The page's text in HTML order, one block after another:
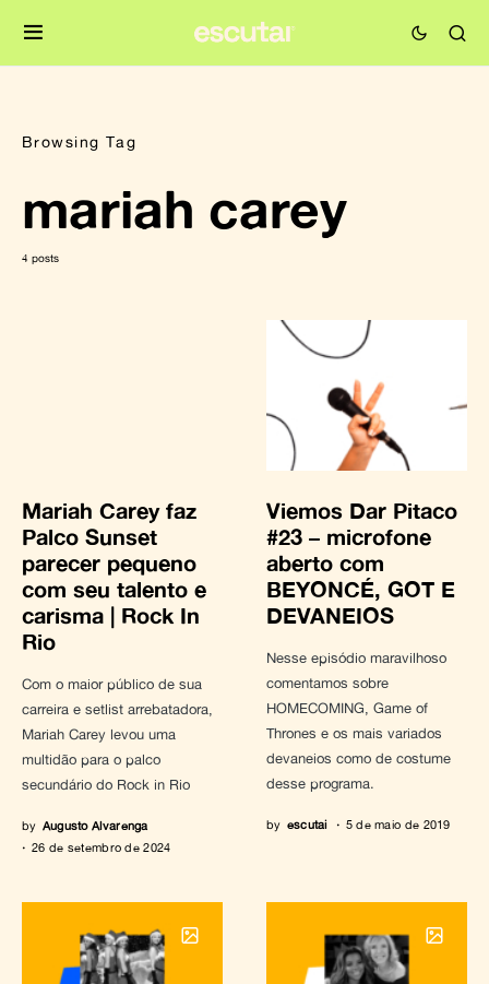
Browsing Tag
mariah carey
4 posts
Mariah Carey faz
Palco Sunset
parecer pequeno
com seu talento e
carisma | Rock In
Rio
Com o maior público de sua
carreira e setlist arrebatadora,
Mariah Carey levou uma
multidão para o palco
secundário do Rock in Rio
by Augusto Alvarenga
26 de setembro de 2024
Viemos Dar Pitaco
#23 – microfone
aberto com
BEYONCÉ, GOT E
DEVANEIOS
Nesse episódio maravilhoso
comentamos sobre
HOMECOMING, Game of
Thrones e os mais variados
devaneios como de costume
desse programa.
by escutai 5 de maio de 2019